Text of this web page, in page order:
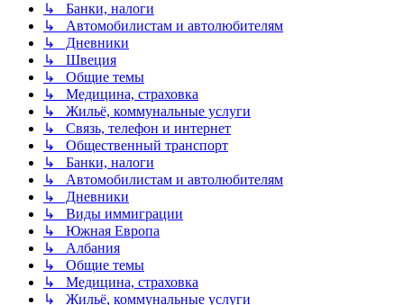
↳ Банки, налоги
↳ Автомобилистам и автолюбителям
↳ Дневники
↳ Швеция
↳ Общие темы
↳ Медицина, страховка
↳ Жильё, коммунальные услуги
↳ Связь, телефон и интернет
↳ Общественный транспорт
↳ Банки, налоги
↳ Автомобилистам и автолюбителям
↳ Дневники
↳ Виды иммиграции
↳ Южная Европа
↳ Албания
↳ Общие темы
↳ Медицина, страховка
↳ Жильё, коммунальные услуги